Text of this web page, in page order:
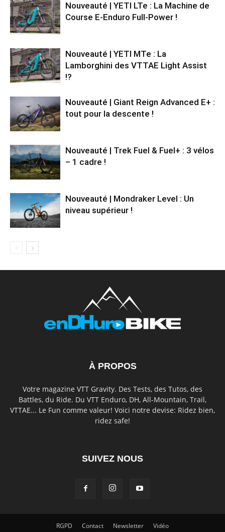
Nouveauté | YETI LTe : La Machine de
Course E-Enduro Full-Power !
Nouveauté | YETI MTe : La
Lamborghini des VTTAE Light Assist
!?
Nouveauté | Giant Reign Advanced E+ :
tout pour la descente !
Nouveauté | Trek Fuel & Fuel+ : 3 vélos
– 1 cadre !
Nouveauté | Mondraker Level : Un
niveau supérieur !
À PROPOS
Votre magazine VTT Gravity. Des Tests, des Tutos, des
Battles, du Ride. Du VTT Enduro, DH, All-Mountain, Trail,
VTTAE... Le Fun comme valeur! Voici notre devise: Ridez bien,
ridez safe!
SUIVEZ NOUS
RGPD Contact Newsletter Vidéo